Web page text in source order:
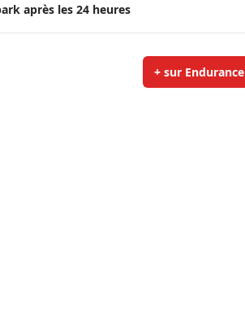
après les 24 heures
+ sur Endurance